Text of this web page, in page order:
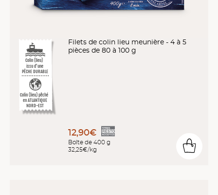
Colin (lieu) pêché
en ATLANTIQUE
NORD-EST
Colin (lieu)
issu d’une
PÊCHE DURABLE
Filets de colin lieu meunière - 4 à 5
pièces de 80 à 100 g
12,90€
Boîte de 400 g
32,25€/kg